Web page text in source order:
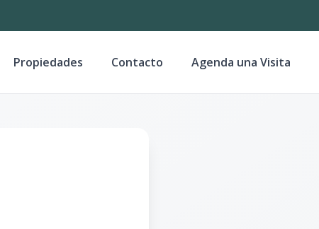
Propiedades Contacto Agenda una Visita